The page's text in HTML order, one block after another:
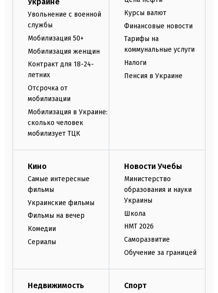
Увольнение с военной
службы
Мобилизация 50+
Мобилизация женщин
Контракт для 18-24-
летних
Отсрочка от
мобилизации
Мобилизация в Украине:
сколько человек
мобилизует ТЦК
Курсы валют
Финансовые новости
Тарифы на
коммунальные услуги
Налоги
Пенсия в Украине
Кино
Самые интересные
фильмы
Украинские фильмы
Фильмы на вечер
Комедии
Сериалы
Новости Учебы
Министерство
образования и науки
Украины
Школа
НМТ 2026
Саморазвитие
Обучение за границей
Недвижимость Спорт